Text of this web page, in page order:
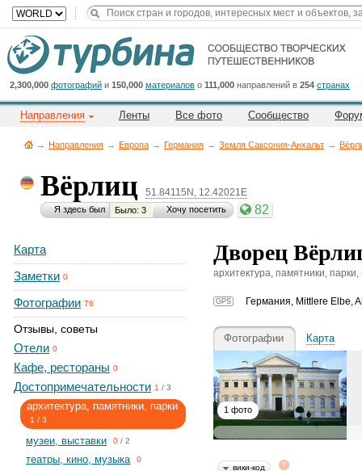
2,300,000 фотографий и 150,000 материалов о 111,000 направлений в 254 странах
Направления Ленты Все фото Сообщество
→ Направления → Европа → Германия → Земля Саксония-Анхальт →
Вёрлиц 51.84115N, 12.42021E
Я здесь был Было: 3 Хочу посетить 82
Карта
Заметки 0
Фотографии 76
Отзывы, советы
Отели 0
Кафе, рестораны 0
Достопримечательности 1 / 3
архитектура, памятники, парки
1 / 3
музеи, выставки 0 / 2
театры, кино, музыка 0
Дворец
архитектура, памятники,
GPS Германия, Mittlere Elbe,
Фотографии Карта
1 фото
вики-код
Cейчас
на
сайте:
Title
Button